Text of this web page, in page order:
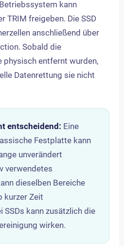
kann
TRIM freigeben. Die SSD
anschließend über
Sobald die
physisch entfernt wurden,
Datenrettung sie nicht
entscheidend: Eine
Festplatte kann
unverändert
verwendetes
dieselben Bereiche
kurzer Zeit
SSDs kann zusätzlich die
wirken.